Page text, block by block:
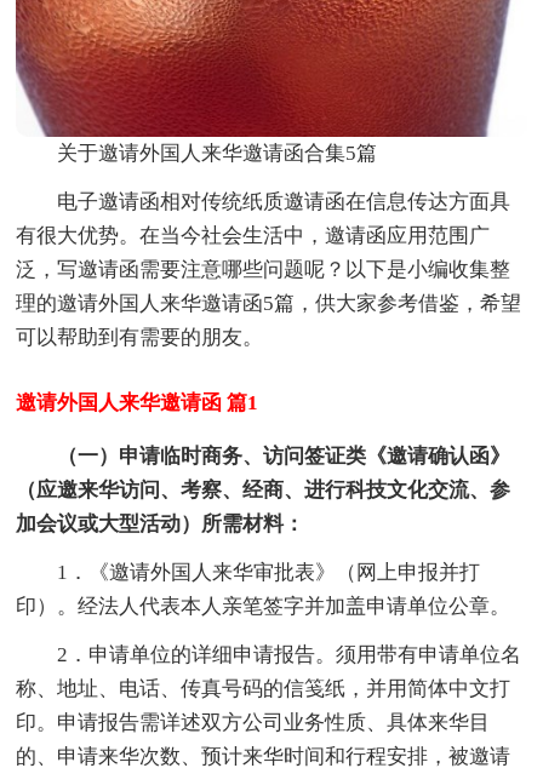
关于邀请外国人来华邀请函合集5篇
电子邀请函相对传统纸质邀请函在信息传达方面具
有很大优势。在当今社会生活中，邀请函应用范围广
泛，写邀请函需要注意哪些问题呢？以下是小编收集整
理的邀请外国人来华邀请函5篇，供大家参考借鉴，希望
可以帮助到有需要的朋友。
邀请外国人来华邀请函 篇1
（一）申请临时商务、访问签证类《邀请确认函》
（应邀来华访问、考察、经商、进行科技文化交流、参
加会议或大型活动）所需材料：
1．《邀请外国人来华审批表》（网上申报并打
印）。经法人代表本人亲笔签字并加盖申请单位公章。
2．申请单位的详细申请报告。须用带有申请单位名
称、地址、电话、传真号码的信笺纸，并用简体中文打
印。申请报告需详述双方公司业务性质、具体来华目
的、申请来华次数、预计来华时间和行程安排，被邀请